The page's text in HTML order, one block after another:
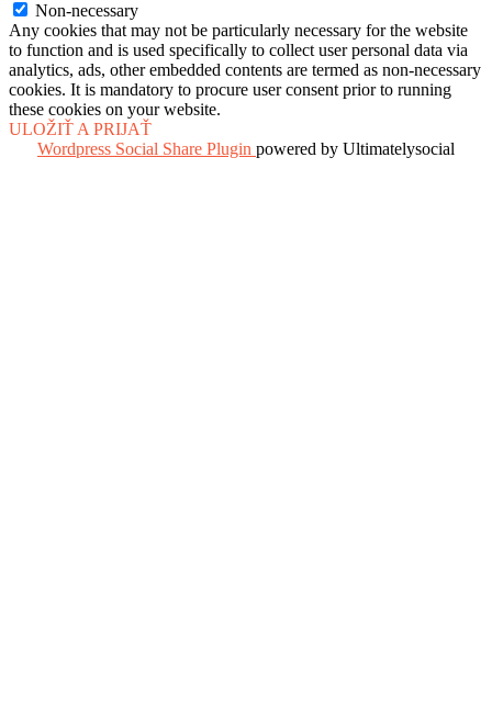
Non-necessary
Any cookies that may not be particularly necessary for the website
to function and is used specifically to collect user personal data via
analytics, ads, other embedded contents are termed as non-necessary
cookies. It is mandatory to procure user consent prior to running
these cookies on your website.
ULOŽIŤ A PRIJAŤ
Wordpress Social Share Plugin powered by Ultimatelysocial